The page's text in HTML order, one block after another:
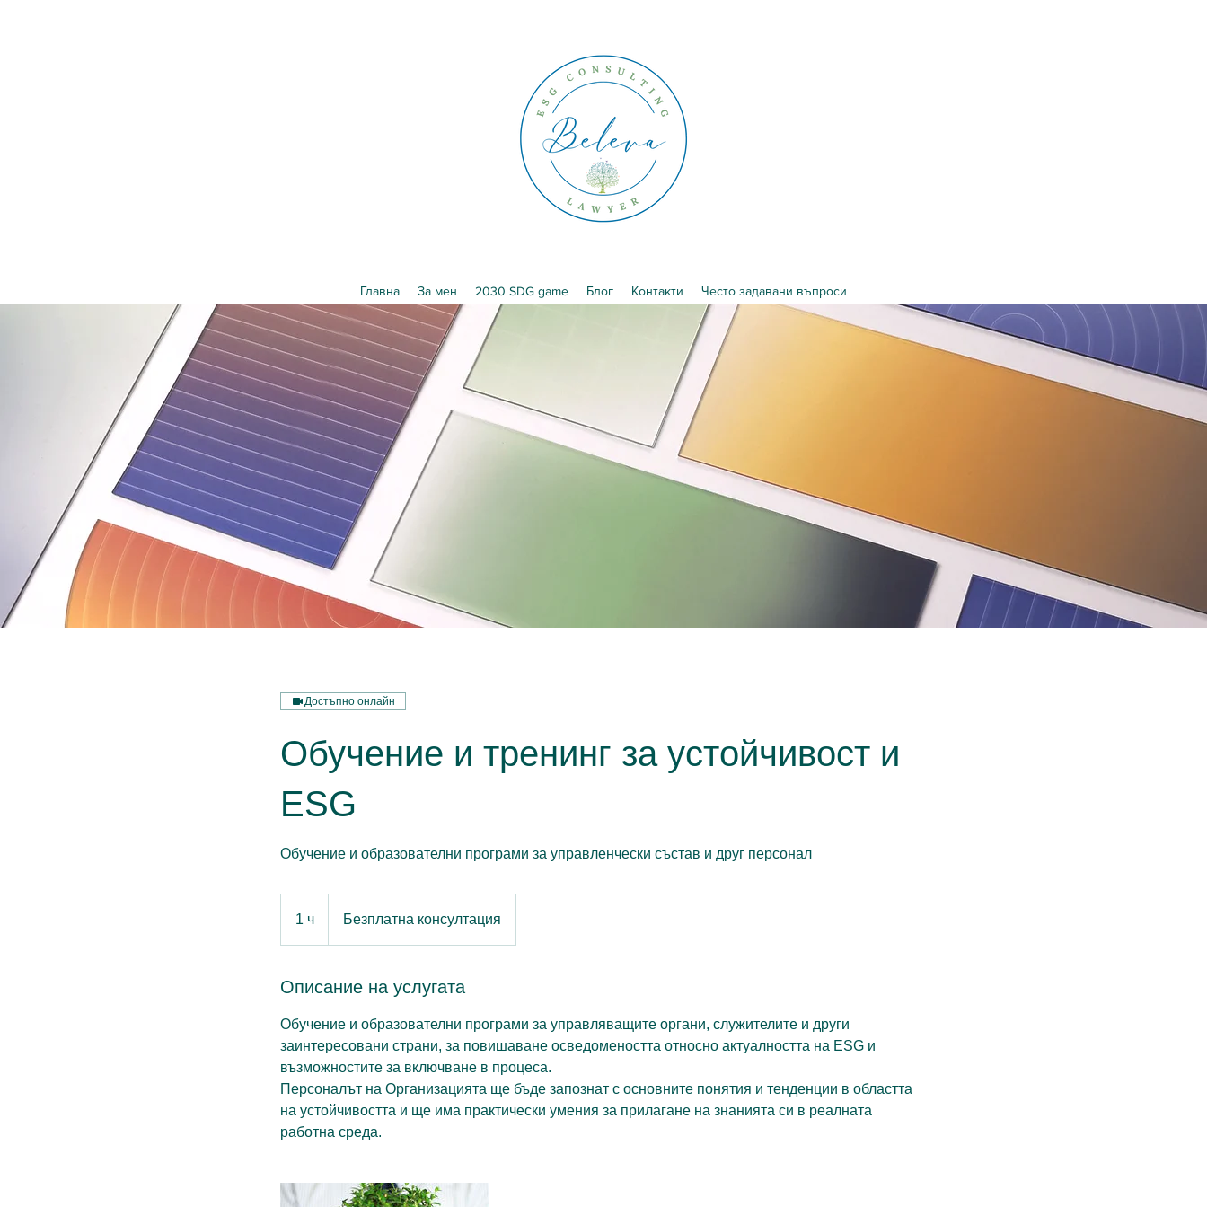
Главна За мен 2030 SDG game Блог Контакти Често задавани въпроси
Достъпно онлайн
Обучение и тренинг за устойчивост и
ESG
Обучение и образователни програми за управленчески състав и друг персонал
1 ч Безплатна консултация
Описание на услугата
Обучение и образователни програми за управляващите органи, служителите и други
заинтересовани страни, за повишаване осведомеността относно актуалността на ESG и
възможностите за включване в процеса.
Персоналът на Организацията ще бъде запознат с основните понятия и тенденции в областта
на устойчивостта и ще има практически умения за прилагане на знанията си в реалната
работна среда.